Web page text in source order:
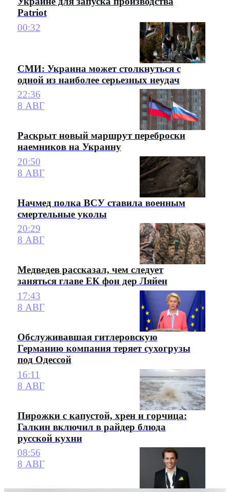
Patriot
00:32
СМИ: Украина может столкнуться с
одной из наиболее серьезных неудач
22:36
8 АВГ
Раскрыт новый маршрут переброски
наемников на Украину
20:50
8 АВГ
Начмед полка ВСУ ставила военным
смертельные уколы
20:29
8 АВГ
Медведев рассказал, чем следует
заняться главе ЕК фон дер Ляйен
17:43
8 АВГ
Обслуживавшая гитлеровскую
Германию компания теряет сухогрузы
под Одессой
16:11
8 АВГ
Пирожки с капустой, хрен и горчица:
Галкин включил в райдер блюда
русской кухни
08:56
8 АВГ